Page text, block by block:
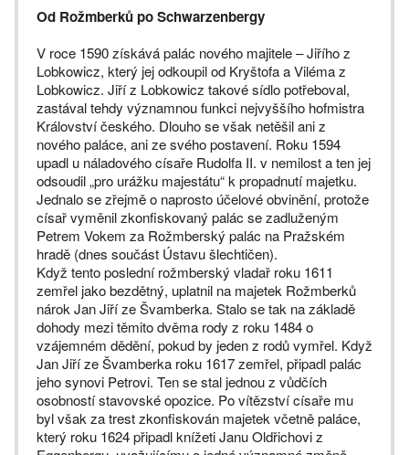
Od Rožmberků po Schwarzenbergy
V roce 1590 získává palác nového majitele – Jiřího z
Lobkowicz, který jej odkoupil od Kryštofa a Viléma z
Lobkowicz. Jiří z Lobkowicz takové sídlo potřeboval,
zastával tehdy významnou funkci nejvyššího hofmistra
Království českého. Dlouho se však netěšil ani z
nového paláce, ani ze svého postavení. Roku 1594
upadl u náladového císaře Rudolfa II. v nemilost a ten jej
odsoudil „pro urážku majestátu“ k propadnutí majetku.
Jednalo se zřejmě o naprosto účelové obvinění, protože
císař vyměnil zkonfiskovaný palác se zadluženým
Petrem Vokem za Ro­žmberský palác na Pražském
hradě (dnes součást Ústavu šlechtičen).
Když tento poslední rožmberský vladař roku 1611
zemřel jako bezdětný, uplatnil na majetek Rožmberků
nárok Jan Jiří ze Švamberka. Stalo se tak na základě
dohody mezi těmito dvěma rody z roku 1484 o
vzájemném dědění, pokud by jeden z rodů vymřel. Když
Jan Jiří ze Švamberka roku 1617 zemřel, připadl palác
jeho synovi Petrovi. Ten se stal jednou z vůdčích
osobností stavovské opozice. Po vítězství císaře mu
byl však za trest zkonfiskován majetek včetně paláce,
který roku 1624 připadl knížeti Janu Oldřichovi z